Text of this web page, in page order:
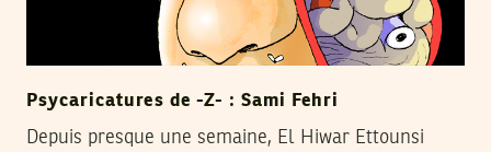
Psycaricatures de -Z- : Sami Fehri
Depuis presque une semaine, El Hiwar Ettounsi